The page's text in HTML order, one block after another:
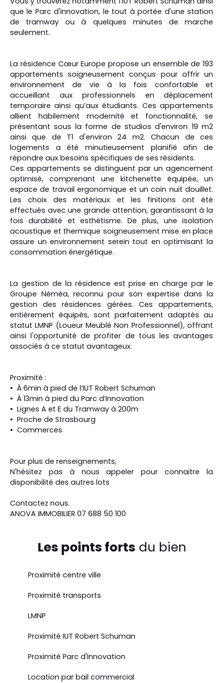
que le Parc d'innovation, le tout à portée d'une station
de tramway ou à quelques minutes de marche
seulement.
La résidence Cœur Europe propose un ensemble de 193
appartements soigneusement conçus pour offrir un
environnement de vie à la fois confortable et
accueillant aux professionnels en déplacement
temporaire ainsi qu’aux étudiants. Ces appartements
allient habilement modernité et fonctionnalité, se
présentant sous la forme de studios d'environ 19 m2
ainsi que de T1 d'environ 24 m2. Chacun de ces
logements a été minutieusement planifié afin de
répondre aux besoins spécifiques de ses résidents.
Ces appartements se distinguent par un agencement
optimisé, comprenant une kitchenette équipée, un
espace de travail ergonomique et un coin nuit douillet.
Les choix des matériaux et les finitions ont été
effectués avec une grande attention, garantissant à la
fois durabilité et esthétisme. De plus, une isolation
acoustique et thermique soigneusement mise en place
assure un environnement serein tout en optimisant la
consommation énergétique.
La gestion de la résidence est prise en charge par le
Groupe Néméa, reconnu pour son expertise dans la
gestion des résidences gérées. Ces appartements,
entièrement équipés, sont parfaitement adaptés au
statut LMNP (Loueur Meublé Non Professionnel), offrant
ainsi l'opportunité de profiter de tous les avantages
associés à ce statut avantageux.
Proximité :
À 6min à pied de l’IUT Robert Schuman
À 13min à pied du Parc d’Innovation
Lignes A et E du Tramway à 200m
Proche de Strasbourg
Commerces
Pour plus de renseignements,
N'hésitez pas à nous appeler pour connaitre la
disponibilité des autres lots
Contactez nous.
ANOVA IMMOBILIER 07 688 50 100
Les points forts du bien
Proximité centre ville
Proximité transports
LMNP
Proximité IUT Robert Schuman
Proximité Parc d'Innovation
Location par bail commercial